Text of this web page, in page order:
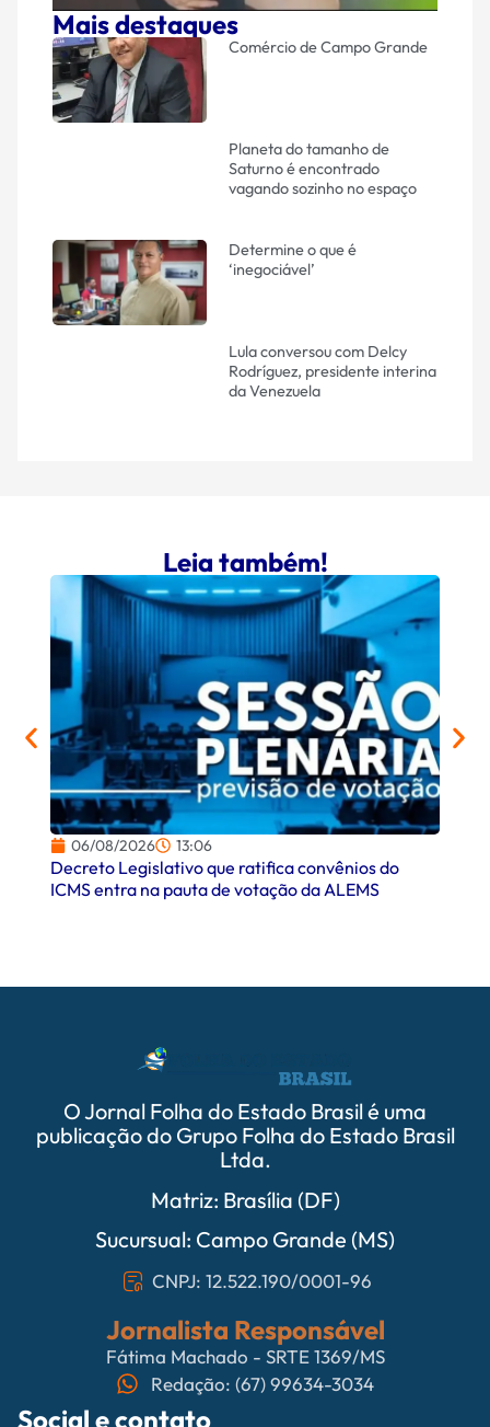
Mais destaques
Comércio de Campo Grande
Planeta do tamanho de
Saturno é encontrado
vagando sozinho no espaço
Determine o que é
‘inegociável’
Lula conversou com Delcy
Rodríguez, presidente interina
da Venezuela
Leia também!
06/08/2026 13:06
Decreto Legislativo que ratifica convênios do
ICMS entra na pauta de votação da ALEMS
O Jornal Folha do Estado Brasil é uma
publicação do Grupo Folha do Estado Brasil
Ltda.
Matriz: Brasília (DF)
Sucursual: Campo Grande (MS)
CNPJ: 12.522.190/0001-96
Jornalista Responsável
Fátima Machado - SRTE 1369/MS
Redação: (67) 99634-3034
Social e contato